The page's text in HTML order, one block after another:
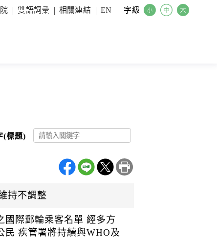
雙語詞彙 相關連結 EN 字級
(標題)
持不調整
國際郵輪乘客名單 經多方
民 疾管署將持續與WHO及